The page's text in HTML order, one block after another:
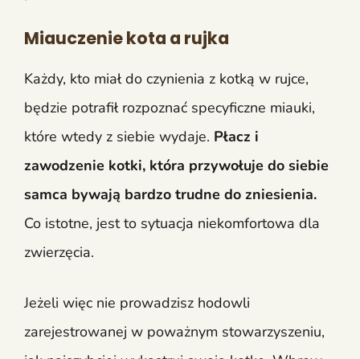
Miauczenie kota a rujka
Każdy, kto miał do czynienia z kotką w rujce,
będzie potrafił rozpoznać specyficzne miauki,
które wtedy z siebie wydaje. Płacz i
zawodzenie kotki, która przywołuje do siebie
samca bywają bardzo trudne do zniesienia.
Co istotne, jest to sytuacja niekomfortowa dla
zwierzęcia.
Jeżeli więc nie prowadzisz hodowli
zarejestrowanej w poważnym stowarzyszeniu,